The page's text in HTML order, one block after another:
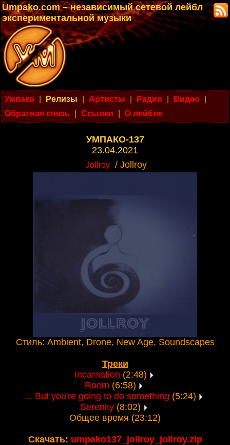
Umpako.com – независимый сетевой лейбл
экспериментальной музыки
Умпако Релизы Артисты Радио Видео
Обратная связь
Ссылки О лейбле
УМПАКО-137
23.04.2021
Jollroy / Jollroy
Стиль: Ambient, Drone, New Age, Soundscapes
Треки
Incarnation (2:48)
Room (6:58)
... But you're going to do something (5:24)
Serenity (8:02)
Общее время (23:12)
Скачать: umpako137_jollroy_jollroy.zip